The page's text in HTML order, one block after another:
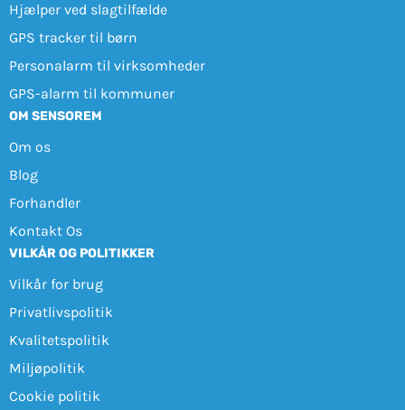
Hjælper ved slagtilfælde
GPS tracker til børn
Personalarm til virksomheder
GPS-alarm til kommuner
OM SENSOREM
Om os
Blog
Forhandler
Kontakt Os
VILKÅR OG POLITIKKER
Vilkår for brug
Privatlivspolitik
Kvalitetspolitik
Miljøpolitik
Cookie politik